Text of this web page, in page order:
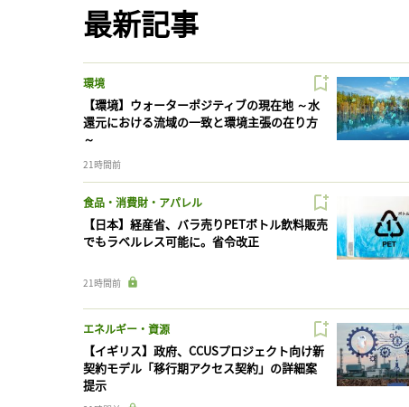
最新記事
環境
【環境】ウォーターポジティブの現在地 ～水
還元における流域の一致と環境主張の在り方
～
21時間前
食品・消費財・アパレル
【日本】経産省、バラ売りPETボトル飲料販売
でもラベルレス可能に。省令改正
21時間前
エネルギー・資源
【イギリス】政府、CCUSプロジェクト向け新
契約モデル「移行期アクセス契約」の詳細案
提示